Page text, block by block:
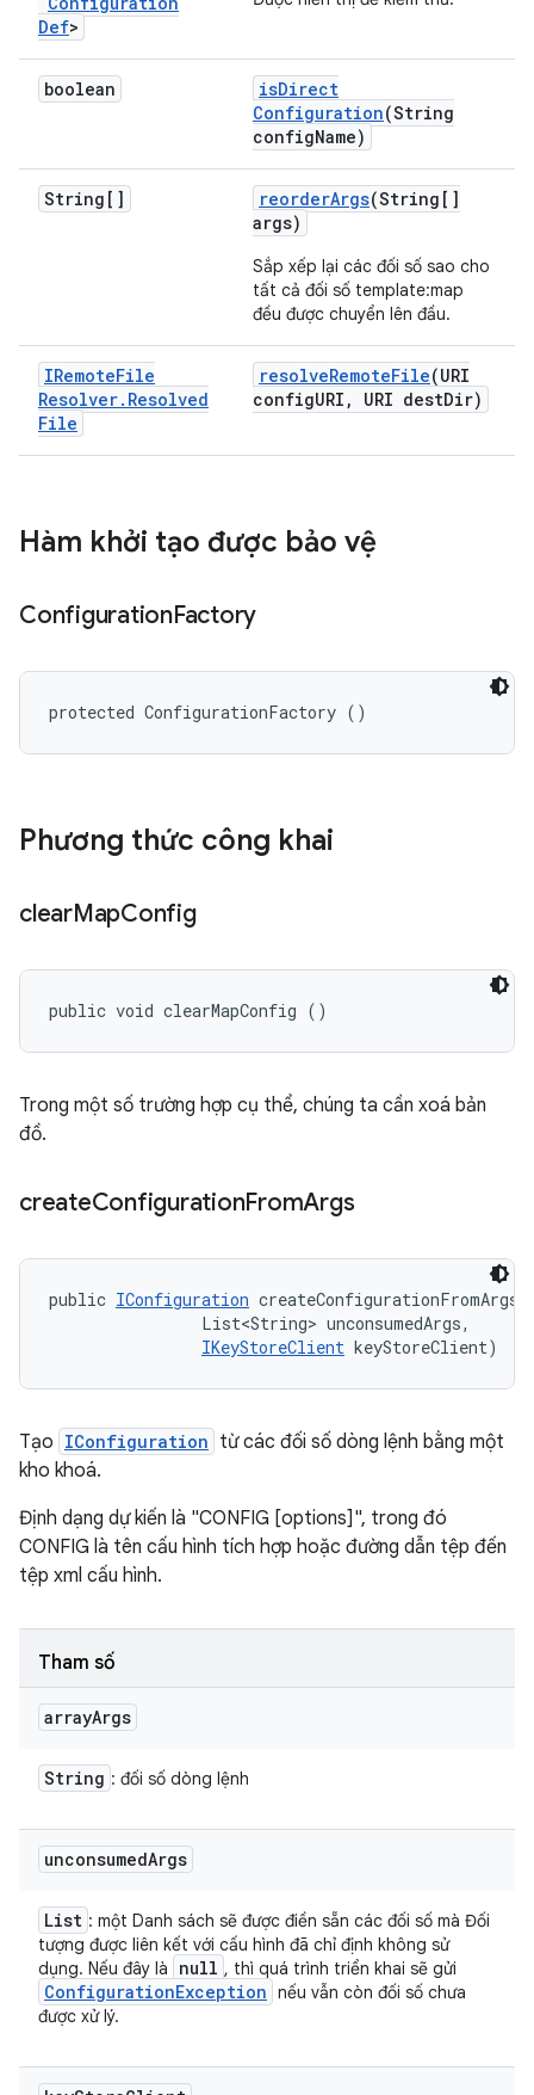
Def>
boolean isDirect
Configuration(String
configName)
String[] reorderArgs(String[]
args)
Sắp xếp lại các đối số sao cho
tất cả đối số template:map
đều được chuyển lên đầu.
IRemoteFile
Resolver. Resolved
File
resolveRemoteFile(URI
configURI , URI destDir)
Hàm khởi tạo được bảo vệ
ConfigurationFactory
protected ConfigurationFactory ()
Phương thức công khai
clearMapConfig
public void clearMapConfig ()
Trong một số trường hợp cụ thể, chúng ta cần xoá bản
đồ.
createConfigurationFromArgs
public IConfiguration
                List<String> unconsumedArgs,
IKeyStoreClient keyStoreClient)
Tạo IConfiguration từ các đối số dòng lệnh bằng một
kho khoá.
Định dạng dự kiến là "CONFIG [options]", trong đó
CONFIG là tên cấu hình tích hợp hoặc đường dẫn tệp đến
tệp xml cấu hình.
Tham số
arrayArgs
String : đối số dòng lệnh
unconsumedArgs
List : một Danh sách sẽ được điền sẵn các đối số mà Đối
tượng được liên kết với cấu hình đã chỉ định không sử
dụng. Nếu đây là
null , thì quá trình triển khai sẽ gửi
ConfigurationException nếu vẫn còn đối số chưa
được xử lý.